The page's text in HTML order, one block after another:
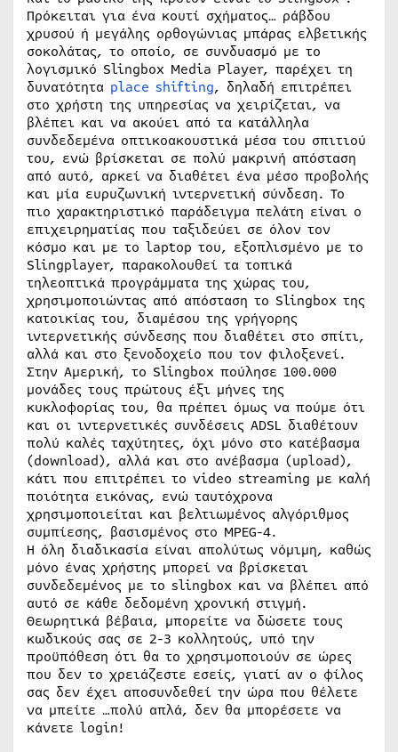
Πρόκειται για ένα κουτί σχήματος… ράβδου
χρυσού ή μεγάλης ορθογώνιας μπάρας ελβετικής
σοκολάτας, το οποίο, σε συνδυασμό με το
λογισμικό Slingbox Media Player, παρέχει τη
δυνατότητα place shifting, δηλαδή επιτρέπει
στο χρήστη της υπηρεσίας να χειρίζεται, να
βλέπει και να ακούει από τα κατάλληλα
συνδεδεμένα οπτικοακουστικά μέσα του σπιτιού
του, ενώ βρίσκεται σε πολύ μακρινή απόσταση
από αυτό, αρκεί να διαθέτει ένα μέσο προβολής
και μία ευρυζωνική ιντερνετική σύνδεση. Το
πιο χαρακτηριστικό παράδειγμα πελάτη είναι ο
επιχειρηματίας που ταξιδεύει σε όλον τον
κόσμο και με το laptop του, εξοπλισμένο με το
Slingplayer, παρακολουθεί τα τοπικά
τηλεοπτικά προγράμματα της χώρας του,
χρησιμοποιώντας από απόσταση το Slingbox της
κατοικίας του, διαμέσου της γρήγορης
ιντερνετικής σύνδεσης που διαθέτει στο σπίτι,
αλλά και στο ξενοδοχείο που τον φιλοξενεί.
Στην Αμερική, το Slingbox πούλησε 100.000
μονάδες τους πρώτους έξι μήνες της
κυκλοφορίας του, θα πρέπει όμως να πούμε ότι
και οι ιντερνετικές συνδέσεις ADSL διαθέτουν
πολύ καλές ταχύτητες, όχι μόνο στο κατέβασμα
(download), αλλά και στο ανέβασμα (upload),
κάτι που επιτρέπει το video streaming με καλή
ποιότητα εικόνας, ενώ ταυτόχρονα
χρησιμοποιείται και βελτιωμένος αλγόριθμος
συμπίεσης, βασισμένος στο MPEG-4.
Η όλη διαδικασία είναι απολύτως νόμιμη, καθώς
μόνο ένας χρήστης μπορεί να βρίσκεται
συνδεδεμένος με το slingbox και να βλέπει από
αυτό σε κάθε δεδομένη χρονική στιγμή.
Θεωρητικά βέβαια, μπορείτε να δώσετε τους
κωδικούς σας σε 2-3 κολλητούς, υπό την
προϋπόθεση ότι θα το χρησιμοποιούν σε ώρες
που δεν το χρειάζεστε εσείς, γιατί αν ο φίλος
σας δεν έχει αποσυνδεθεί την ώρα που θέλετε
να μπείτε …πολύ απλά, δεν θα μπορέσετε να
κάνετε login!